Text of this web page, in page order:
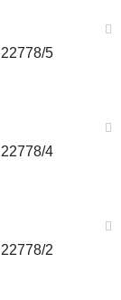
5
4
2